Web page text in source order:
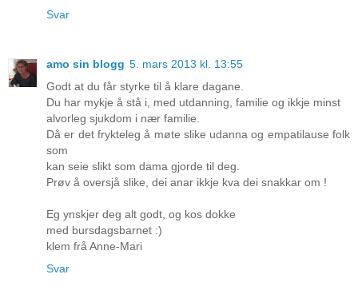
Svar
amo sin blogg 5. mars 2013 kl. 13:55
Godt at du får styrke til å klare dagane.
Du har mykje å stå i, med utdanning, familie og ikkje minst
alvorleg sjukdom i nær familie.
Då er det frykteleg å møte slike udanna og empatilause folk
som
kan seie slikt som dama gjorde til deg.
Prøv å oversjå slike, dei anar ikkje kva dei snakkar om !
Eg ynskjer deg alt godt, og kos dokke
med bursdagsbarnet :)
klem frå Anne-Mari
Svar